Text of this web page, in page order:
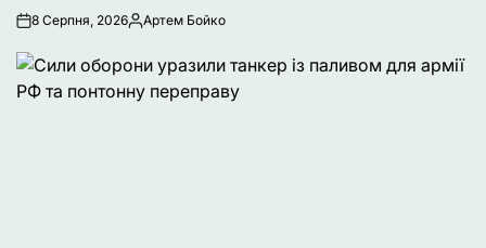
8 Серпня, 2026Опубліковано
Артем Бойко